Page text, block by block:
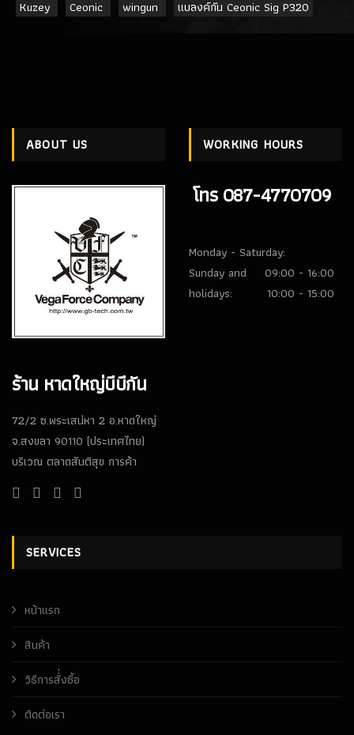
Kuzey
Ceonic wingun แบลงค์กัน Ceonic Sig P320
ABOUT US
ร้าน หาดใหญ่บีบีกัน
72/2 ซ.พระเสน่หา 2 อ.หาดใหญ่
จ.สงขลา 90110 (ประเทศไทย)
บริเวณ ตลาดสันติสุข การค้า
WORKING HOURS
โทร 087-4770709
Monday - Saturday:
09:00 - 16:00
Sunday and
holidays:
10:00 - 15:00
SERVICES
หน้าเเรก
สินค้า
วิธีการสั่่งซื้อ
ติดต่อเรา